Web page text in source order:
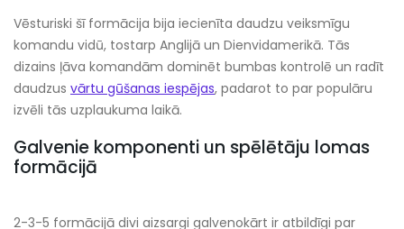
Vēsturiski šī formācija bija iecienīta daudzu veiksmīgu
komandu vidū, tostarp Anglijā un Dienvidamerikā. Tās
dizains ļāva komandām dominēt bumbas kontrolē un radīt
daudzus vārtu gūšanas iespējas, padarot to par populāru
izvēli tās uzplaukuma laikā.
Galvenie komponenti un spēlētāju lomas
formācijā
2-3-5 formācijā divi aizsargi galvenokārt ir atbildīgi par